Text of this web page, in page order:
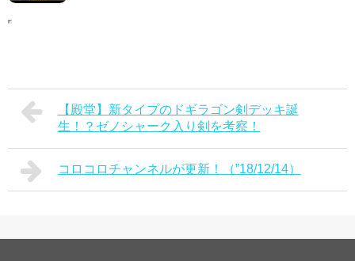
【殿堂】新タイプのドギラゴン剣デッキ誕
生！？ゼノシャーク入り剣を考察！
コロコロチャンネルが更新！（”18/12/14）